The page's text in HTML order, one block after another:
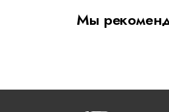
Мы